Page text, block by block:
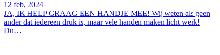
12 feb, 2024
JA, IK HELP GRAAG EEN HANDJE MEE! Wij weten als geen
ander dat iedereen druk is, maar vele handen maken licht werk!
Du…